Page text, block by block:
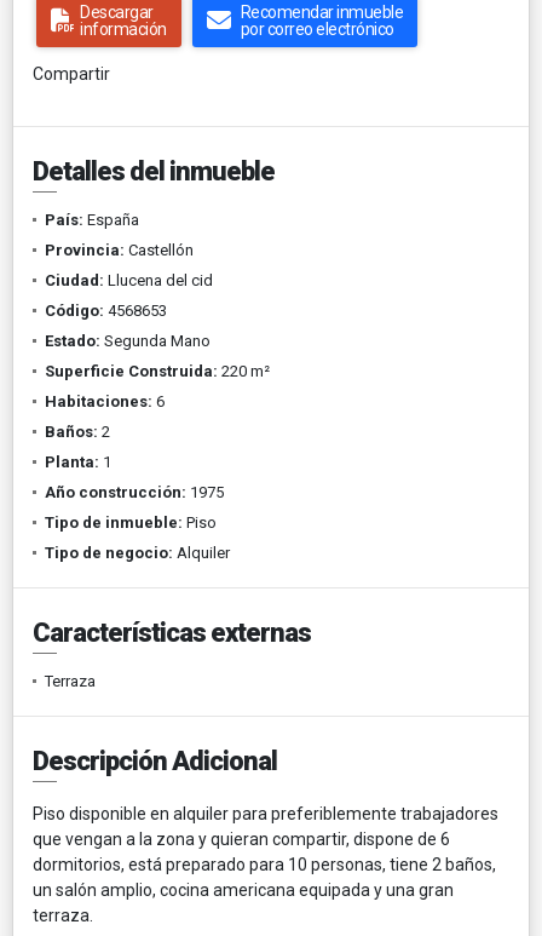
Descargar
información
Recomendar inmueble
por correo electrónico
Compartir
Detalles del inmueble
País: España
Provincia: Castellón
Ciudad: Llucena del cid
Código: 4568653
Estado: Segunda Mano
Superficie Construida: 220 m²
Habitaciones: 6
Baños: 2
Planta: 1
Año construcción: 1975
Tipo de inmueble: Piso
Tipo de negocio: Alquiler
Características externas
Terraza
Descripción Adicional
Piso disponible en alquiler para preferiblemente trabajadores
que vengan a la zona y quieran compartir, dispone de 6
dormitorios, está preparado para 10 personas, tiene 2 baños,
un salón amplio, cocina americana equipada y una gran
terraza.